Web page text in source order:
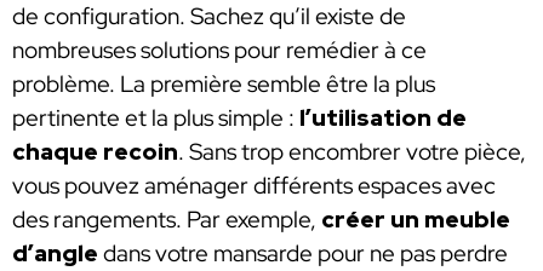
de configuration. Sachez qu’il existe de
nombreuses solutions pour remédier à ce
problème. La première semble être la plus
pertinente et la plus simple : l’utilisation de
chaque recoin. Sans trop encombrer votre pièce,
vous pouvez aménager différents espaces avec
des rangements. Par exemple, créer un meuble
d’angle dans votre mansarde pour ne pas perdre